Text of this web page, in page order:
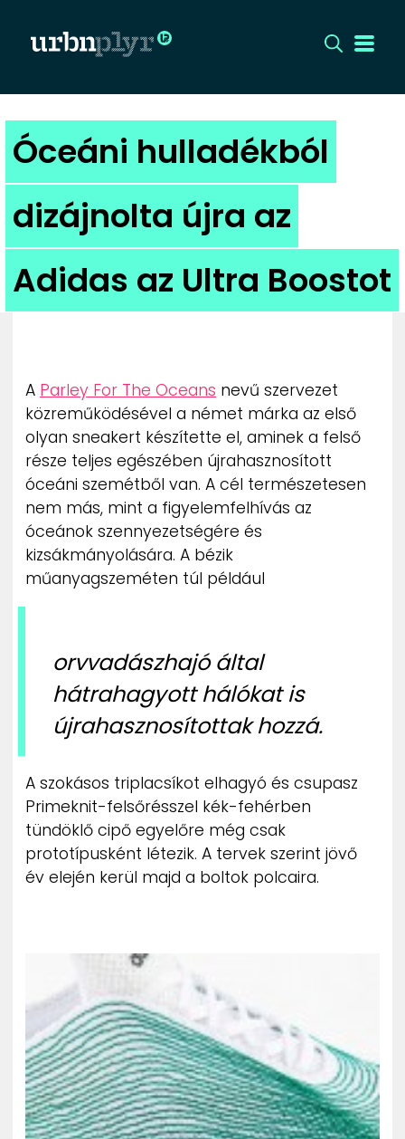
CÍMLAP
DIZÁJN
DIVAT
HIP
UTCA
ZENE
MÉDIAAJÁNLAT
IMPRESSZUM
PR-ARCHÍVUM
ADATKEZELÉSI TÁJÉKOZTATÓ
Óceáni hulladékból
dizájnolta újra az
Adidas az Ultra Boostot
A Parley For The Oceans nevű szervezet
közreműködésével a német márka az első
olyan sneakert készítette el, aminek a felső
része teljes egészében újrahasznosított
óceáni szemétből van. A cél természetesen
nem más, mint a figyelemfelhívás az
óceánok szennyezetségére és
kizsákmányolására. A bézik
műanyagszeméten túl például
orvvadászhajó által
hátrahagyott hálókat is
újrahasznosítottak hozzá.
A szokásos triplacsíkot elhagyó és csupasz
Primeknit-felsőrésszel kék-fehérben
tündöklő cipő egyelőre még csak
prototípusként létezik. A tervek szerint jövő
év elején kerül majd a boltok polcaira.